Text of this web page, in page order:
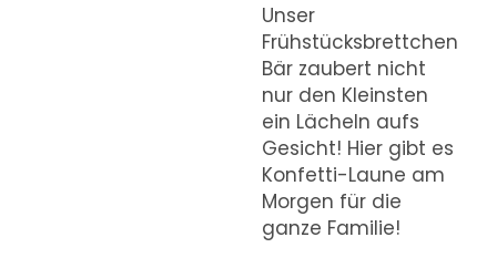
Unser
Frühstücksbrettchen
Bär zaubert nicht
nur den Kleinsten
ein Lächeln aufs
Gesicht! Hier gibt es
Konfetti-Laune am
Morgen für die
ganze Familie!